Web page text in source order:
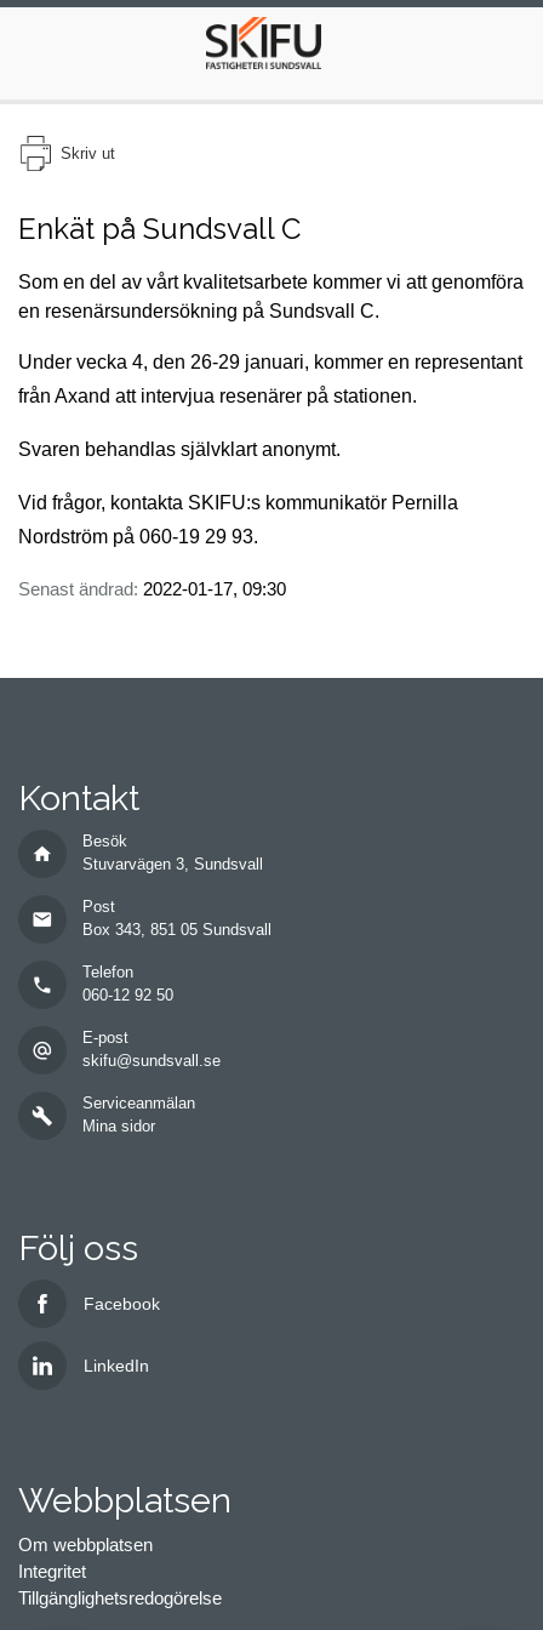
Hoppa över sidomeny
Skriv ut
Enkät på Sundsvall C
Som en del av vårt kvalitetsarbete kommer vi att genomföra
en resenärsundersökning på Sundsvall C.
Under vecka 4, den 26-29 januari, kommer en representant
från Axand att intervjua resenärer på stationen.
Svaren behandlas självklart anonymt.
Vid frågor, kontakta SKIFU:s kommunikatör Pernilla
Nordström på 060-19 29 93.
Senast ändrad: 2022-01-17, 09:30
Kontakt
home
Besök
Stuvarvägen 3, Sundsvall
mail
Post
Box 343, 851 05 Sundsvall
phone
Telefon
060-12 92 50
alternate_email
E-post
skifu@sundsvall.se
build
Serviceanmälan
Mina sidor
Följ oss
Facebook
LinkedIn
Webbplatsen
Om webbplatsen
Integritet
Tillgänglighetsredogörelse